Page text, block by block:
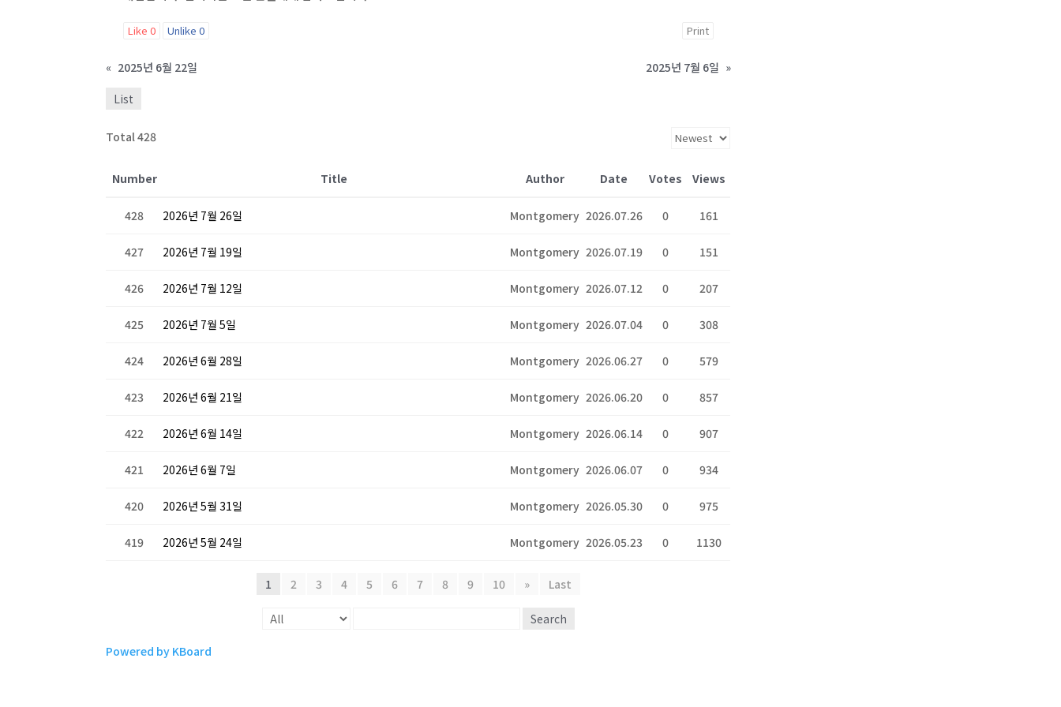
Like0 Unlike0 Print
« 2025년 6월 22일 2025년 7월 6일 »
List
Total 428
Number Title Author Date Votes Views
428 2026년 7월 26일 Montgomery 2026.07.26 0 161
427 2026년 7월 19일 Montgomery 2026.07.19 0 151
426 2026년 7월 12일 Montgomery 2026.07.12 0 207
425 2026년 7월 5일 Montgomery 2026.07.04 0 308
424 2026년 6월 28일 Montgomery 2026.06.27 0 579
423 2026년 6월 21일 Montgomery 2026.06.20 0 857
422 2026년 6월 14일 Montgomery 2026.06.14 0 907
421 2026년 6월 7일 Montgomery 2026.06.07 0 934
420 2026년 5월 31일 Montgomery 2026.05.30 0 975
419 2026년 5월 24일 Montgomery 2026.05.23 0 1130
1 2 3 4 5 6 7 8 9 10 » Last
Search
Powered by KBoard